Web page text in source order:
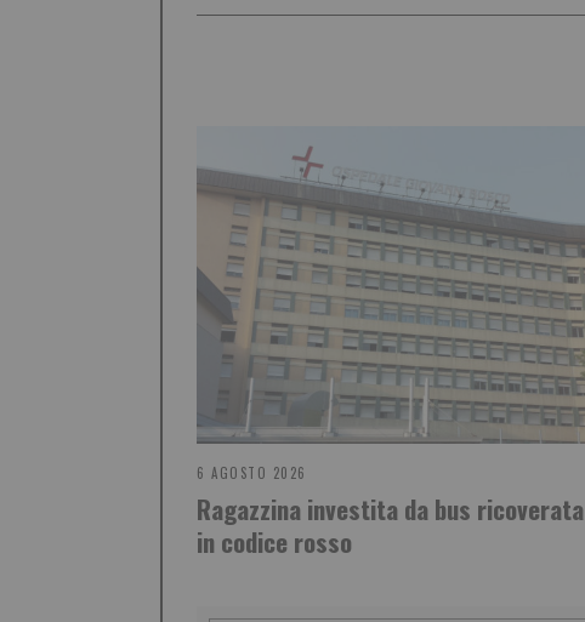
6 AGOSTO 2026
Ragazzina investita da bus ricoverata
in codice rosso